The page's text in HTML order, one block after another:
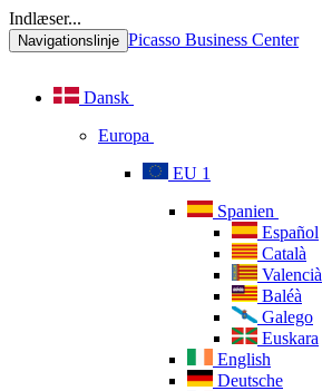
Indlæser...
Navigationslinje Picasso Business Center
Dansk
Europa
EU 1
Spanien
Español
Català
Valencià
Baléà
Galego
Euskara
English
Deutsche